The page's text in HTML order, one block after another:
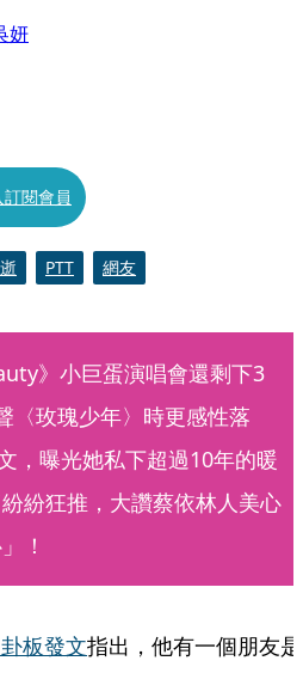
妍
訂閱會員
PTT 網友
》小巨蛋演唱會還剩下3
〈玫瑰少年〉時更感性落
，曝光她私下超過10年的暖
紛狂推，大讚蔡依林人美心
！
板發文指出，他有一個朋友是